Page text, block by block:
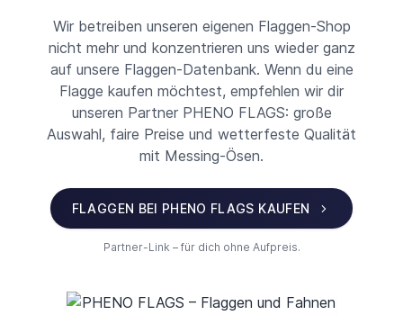
Wir betreiben unseren eigenen Flaggen-Shop
nicht mehr und konzentrieren uns wieder ganz
auf unsere Flaggen-Datenbank. Wenn du eine
Flagge kaufen möchtest, empfehlen wir dir
unseren Partner PHENO FLAGS: große
Auswahl, faire Preise und wetterfeste Qualität
mit Messing-Ösen.
FLAGGEN BEI PHENO FLAGS KAUFEN
Partner-Link – für dich ohne Aufpreis.